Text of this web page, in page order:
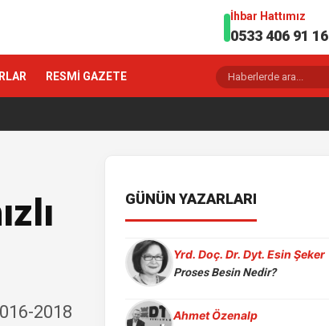
İhbar Hattımız
0533 406 91 16
RESMİ GAZETE
2018
GÜNÜN YAZARLARI
Yrd. Doç. Dr. Dyt. Esin Şeker
Proses Besin Nedir?
Ahmet Özenalp